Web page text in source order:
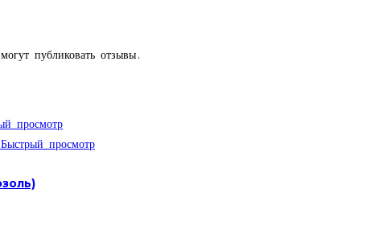
публиковать отзывы.
просмотр
Быстрый просмотр